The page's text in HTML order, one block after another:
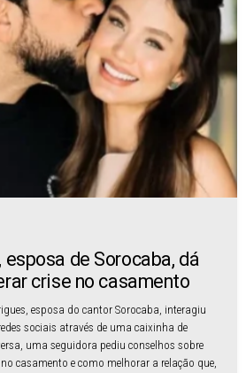
esposa de Sorocaba, dá
crise no casamento
esposa do cantor Sorocaba, interagiu
sociais através de uma caixinha de
uma seguidora pediu conselhos sobre
casamento e como melhorar a relação que,